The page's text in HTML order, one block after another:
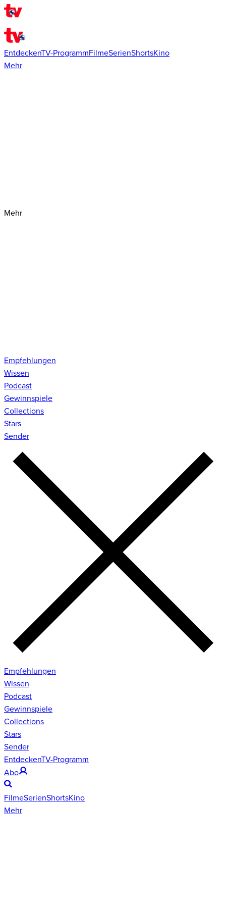
EntdeckenTV-ProgrammFilmeSerienShortsKino
Mehr
Mehr
Empfehlungen
Wissen
Podcast
Gewinnspiele
Collections
Stars
Sender
Empfehlungen
Wissen
Podcast
Gewinnspiele
Collections
Stars
Sender
EntdeckenTV-Programm
Abo
FilmeSerienShortsKino
Mehr